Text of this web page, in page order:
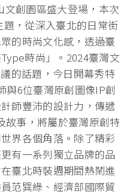
文創園區盛大登場，本次
，從深入臺北的日常街
的時尚文化感，透過臺
時尚」。2024臺灣文
的話題，今日開幕秀特
與6位臺灣原創圖像IP創
師豐沛的設計力，傳遞
故事，將屬於臺灣原創特
界各個角落。除了精彩
有一系列獨立品牌的品
臺北時裝週期間熱鬧進
范巽綠、經濟部國際貿